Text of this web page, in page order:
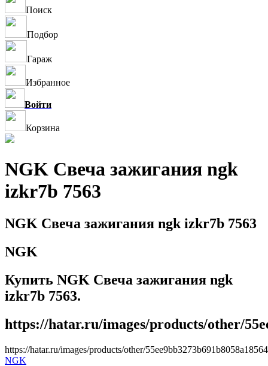
Поиск
Подбор
Гараж
Избранное
Войти
Корзина
NGK Свеча зажигания ngk
izkr7b 7563
NGK Свеча зажигания ngk izkr7b 7563
NGK
Купить NGK Свеча зажигания ngk
izkr7b 7563.
https://hatar.ru/images/products/other/
https://hatar.ru/images/products/other/
NGK